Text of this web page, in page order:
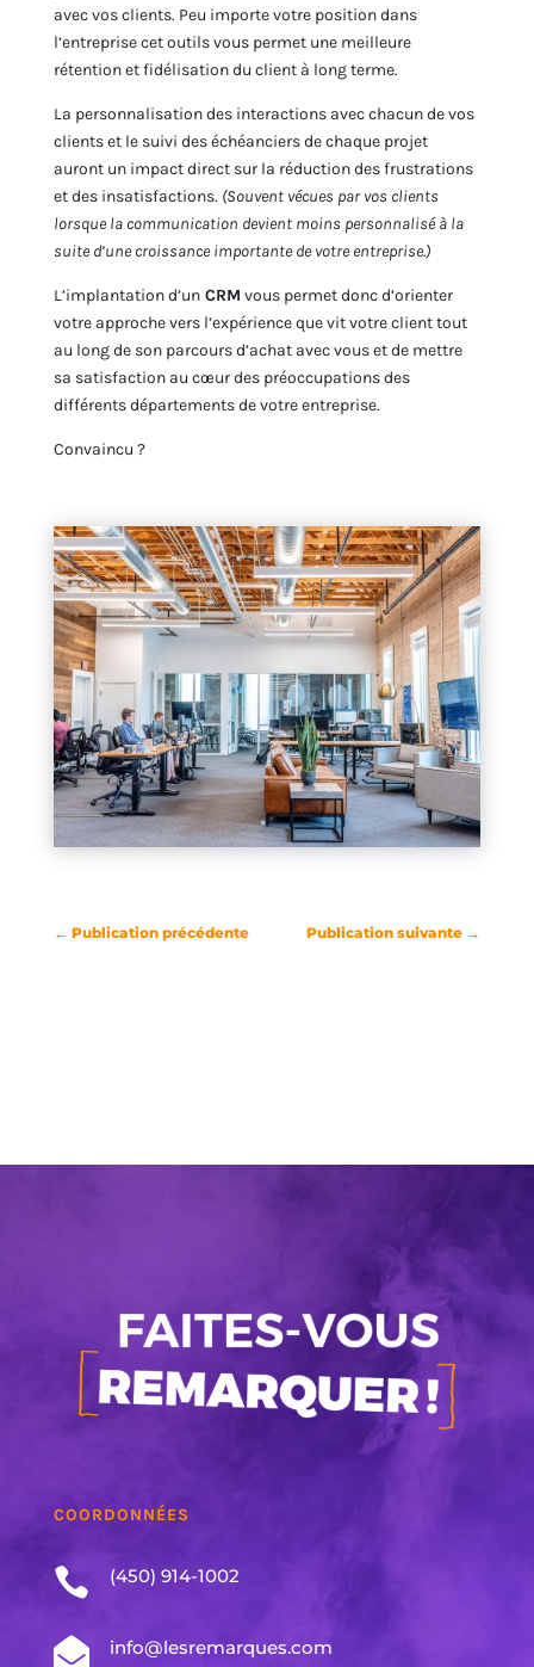
avec vos clients. Peu importe votre position dans
l’entreprise cet outils vous permet une meilleure
rétention et fidélisation du client à long terme.
La personnalisation des interactions avec chacun de vos
clients et le suivi des échéanciers de chaque projet
auront un impact direct sur la réduction des frustrations
et des insatisfactions. (Souvent vécues par vos clients
lorsque la communication devient moins personnalisé à la
suite d’une croissance importante de votre entreprise.)
L’implantation d’unCRM vous permet donc d’orienter
votre approche vers l’expérience que vit votre client tout
au long de son parcours d’achat avec vous et de mettre
sa satisfaction au cœur des préoccupations des
différents départements de votre entreprise.
Convaincu ?
← Publication précédente Publication suivante →
COORDONNÉES
 (450) 914-1002
 info@lesremarques.com